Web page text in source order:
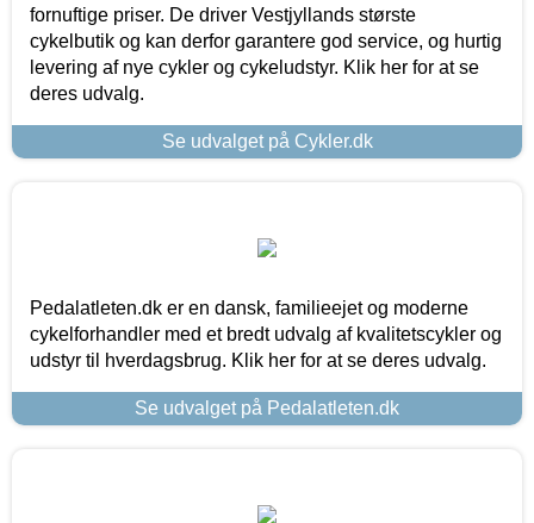
fornuftige priser. De driver Vestjyllands største
cykelbutik og kan derfor garantere god service, og hurtig
levering af nye cykler og cykeludstyr. Klik her for at se
deres udvalg.
Se udvalget på Cykler.dk
Pedalatleten.dk er en dansk, familieejet og moderne
cykelforhandler med et bredt udvalg af kvalitetscykler og
udstyr til hverdagsbrug. Klik her for at se deres udvalg.
Se udvalget på Pedalatleten.dk